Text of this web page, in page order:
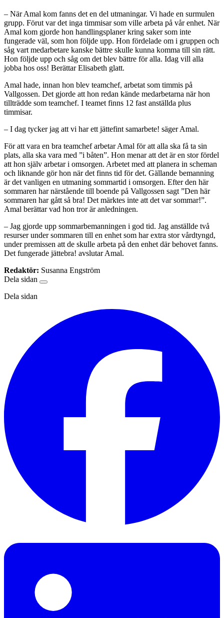
– När Amal kom fanns det en del utmaningar. Vi hade en surmulen
grupp. Förut var det inga timmisar som ville arbeta på vår enhet. När
Amal kom gjorde hon handlingsplaner kring saker som inte
fungerade väl, som hon följde upp. Hon fördelade om i gruppen och
såg vart medarbetare kanske bättre skulle kunna komma till sin rätt.
Hon följde upp och såg om det blev bättre för alla. Idag vill alla
jobba hos oss! Berättar Elisabeth glatt.
Amal hade, innan hon blev teamchef, arbetat som timmis på
Vallgossen. Det gjorde att hon redan kände medarbetarna när hon
tillträdde som teamchef. I teamet finns 12 fast anställda plus
timmisar.
– I dag tycker jag att vi har ett jättefint samarbete! säger Amal.
För att vara en bra teamchef arbetar Amal för att alla ska få ta sin
plats, alla ska vara med ”i båten”. Hon menar att det är en stor fördel
att hon själv arbetar i omsorgen. Arbetet med att planera in scheman
och liknande gör hon när det finns tid för det. Gällande bemanning
är det vanligen en utmaning sommartid i omsorgen. Efter den här
sommaren har närstående till boende på Vallgossen sagt ”Den här
sommaren har gått så bra! Det märktes inte att det var sommar!”.
Amal berättar vad hon tror är anledningen.
– Jag gjorde upp sommarbemanningen i god tid. Jag anställde två
resurser under sommaren till en enhet som har extra stor vårdtyngd,
under premissen att de skulle arbeta på den enhet där behovet fanns.
Det fungerade jättebra! avslutar Amal.
Redaktör: Susanna Engström
Dela sidan
Dela sidan